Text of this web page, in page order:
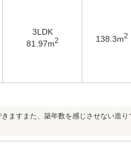
3LDK
81.97m2 138.3m2
ますまた、築年数を感じさせない造